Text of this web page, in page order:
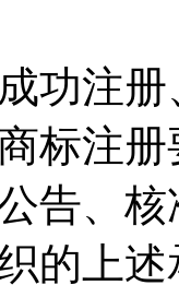
功注
标注
告、
的上